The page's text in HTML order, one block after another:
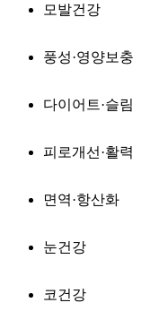
모발건강
풍성·영양보충
다이어트·슬림
피로개선·활력
면역·항산화
눈건강
코건강